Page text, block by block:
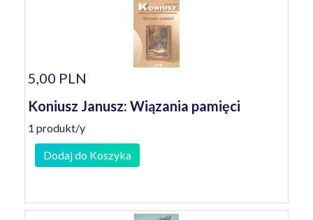
5,00 PLN
Koniusz Janusz: Wiązania pamięci
1 produkt/y
Dodaj do Koszyka